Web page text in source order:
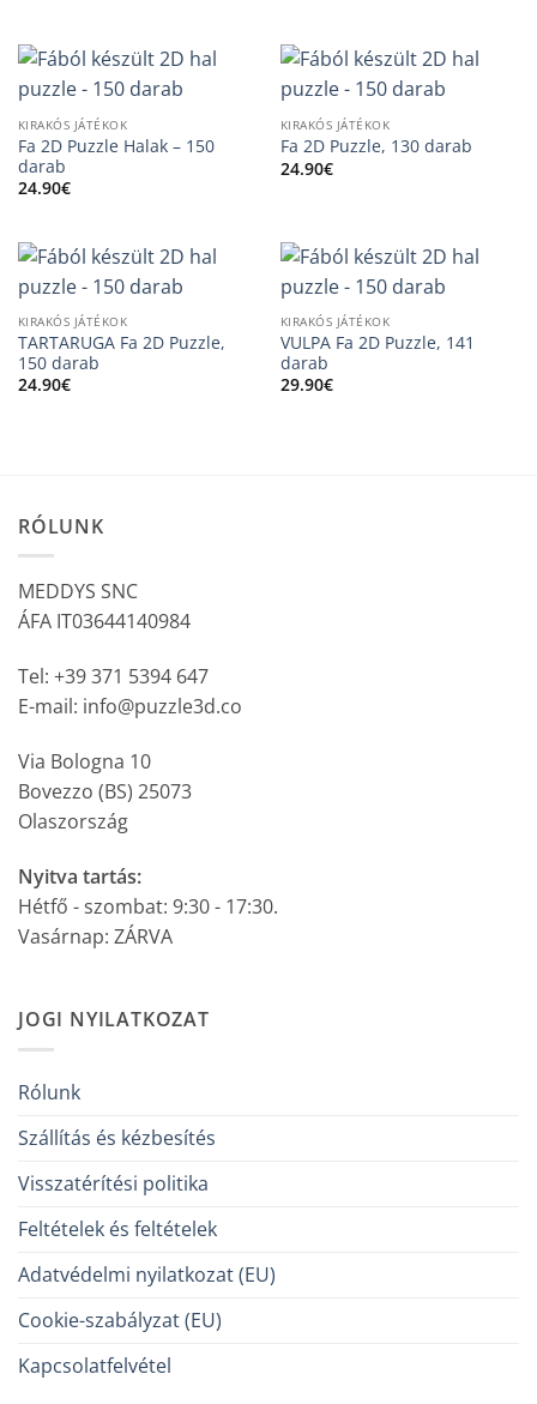
KIRAKÓS JÁTÉKOK
Fa 2D Puzzle Halak – 150
darab
24.90€
KIRAKÓS JÁTÉKOK
Fa 2D Puzzle, 130 darab
24.90€
KIRAKÓS JÁTÉKOK
TARTARUGA Fa 2D Puzzle,
150 darab
24.90€
KIRAKÓS JÁTÉKOK
VULPA Fa 2D Puzzle, 141
darab
29.90€
RÓLUNK
MEDDYS SNC
ÁFA IT03644140984
Tel: +39 371 5394 647
E-mail: info@puzzle3d.co
Via Bologna 10
Bovezzo (BS) 25073
Olaszország
Nyitva tartás:
Hétfő - szombat: 9:30 - 17:30.
Vasárnap: ZÁRVA
JOGI NYILATKOZAT
Rólunk
Szállítás és kézbesítés
Visszatérítési politika
Feltételek és feltételek
Adatvédelmi nyilatkozat (EU)
Cookie-szabályzat (EU)
Kapcsolatfelvétel